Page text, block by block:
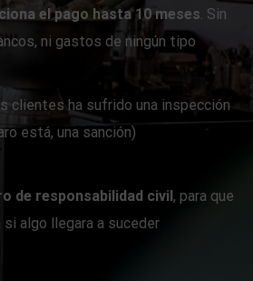
el pago hasta 10 meses. Sin
ni gastos de ningún tipo
clientes ha sufrido una inspección
está, una sanción)
de responsabilidad civil, para que
si algo llegara a suceder